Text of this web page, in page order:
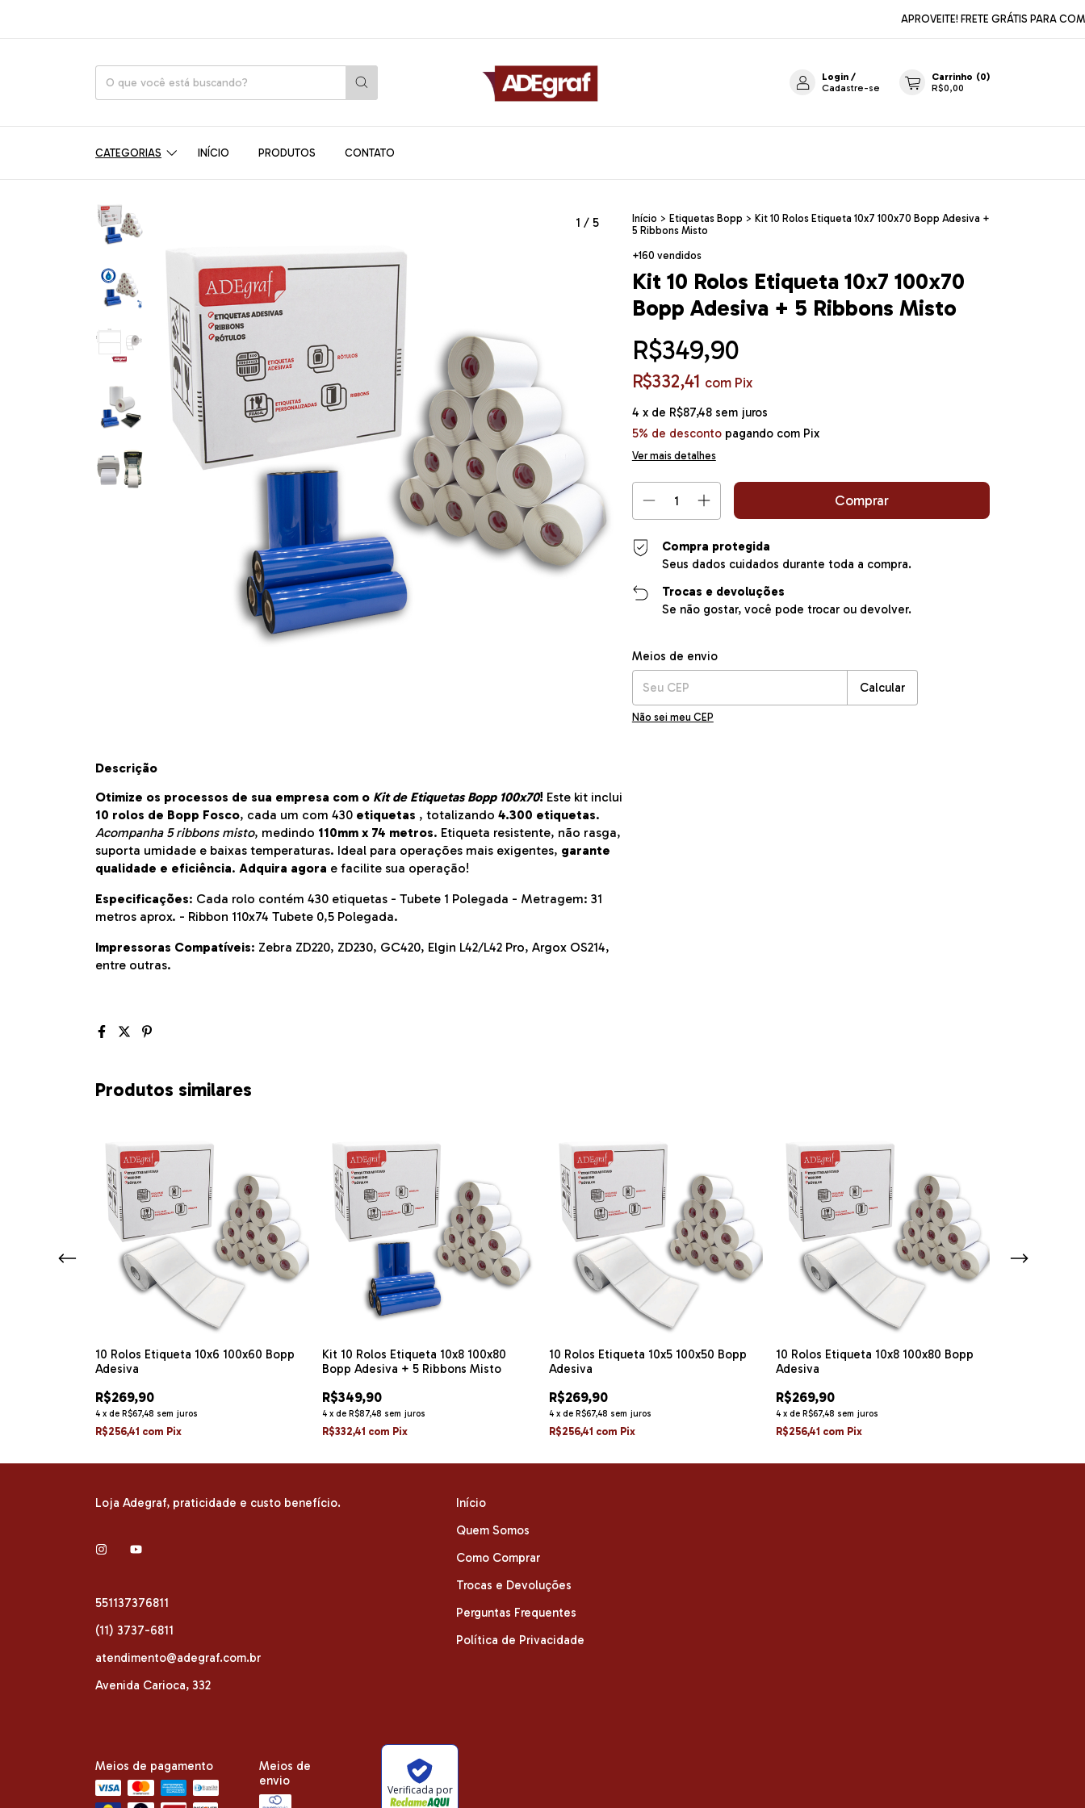
APROVEITE! FRETE GRÁTIS PARA
Login /
Cadastre-se
Carrinho (0)
R$0,00
CATEGORIAS INÍCIO PRODUTOS CONTATO
1 / 5 Início > Etiquetas Bopp > Kit 10 Rolos Etiqueta 10x7 100x70 Bopp Adesiva +
5 Ribbons Misto
+160 vendidos
Kit 10 Rolos Etiqueta 10x7 100x70
Bopp Adesiva + 5 Ribbons Misto
R$349,90
R$332,41 com Pix
4 x de R$87,48 sem juros
5% de descontopagando com Pix
Ver mais detalhes
Compra protegida
Seus dados cuidados durante toda a compra.
Trocas e devoluções
Se não gostar, você pode trocar ou devolver.
Entregas para o CEP:
Meios de envio
Calcular
Não sei meu CEP
Descrição
Otimize os processos de sua empresa com o Kit de Etiquetas Bopp 100x70! Este kit inclui
10 rolos de Bopp Fosco, cada um com 430 etiquetas , totalizando 4.300 etiquetas.
Acompanha 5 ribbons misto, medindo 110mm x 74 metros. Etiqueta resistente, não rasga,
suporta umidade e baixas temperaturas. Ideal para operações mais exigentes, garante
qualidade e eficiência. Adquira agora e facilite sua operação!
Especificações: Cada rolo contém 430 etiquetas - Tubete 1 Polegada - Metragem: 31
metros aprox. - Ribbon 110x74 Tubete 0,5 Polegada.
Impressoras Compatíveis: Zebra ZD220, ZD230, GC420, Elgin L42/L42 Pro, Argox OS214,
entre outras.
Produtos similares
10 Rolos Etiqueta 10x6 100x60 Bopp
Adesiva
R$269,90
4 x de R$67,48 sem juros
R$256,41 com Pix
Kit 10 Rolos Etiqueta 10x8 100x80
Bopp Adesiva + 5 Ribbons Misto
R$349,90
4 x de R$87,48 sem juros
R$332,41 com Pix
10 Rolos Etiqueta 10x5 100x50 Bopp
Adesiva
R$269,90
4 x de R$67,48 sem juros
R$256,41 com Pix
10 Rolos Etiqueta 10x8 100x80 Bopp
Adesiva
R$269,90
4 x de R$67,48 sem juros
R$256,41 com Pix
Loja Adegraf, praticidade e custo benefício.
551137376811
(11) 3737-6811
atendimento@adegraf.com.br
Avenida Carioca, 332
Início
Quem Somos
Como Comprar
Trocas e Devoluções
Perguntas Frequentes
Política de Privacidade
Meios de pagamento
Meios de
envio
Verificada por